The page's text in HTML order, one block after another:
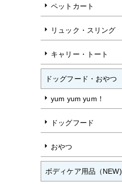
ペットカート
リュック・スリング
キャリー・トート
ドッグフード・おやつ
yum yum yum！
ドッグフード
おやつ
ボディケア用品（NEW)